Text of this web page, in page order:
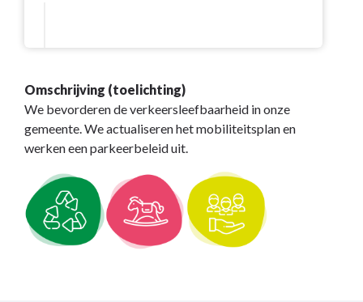
Omschrijving (toelichting)
We bevorderen de verkeersleefbaarheid in onze
gemeente. We actualiseren het mobiliteitsplan en
werken een parkeerbeleid uit.